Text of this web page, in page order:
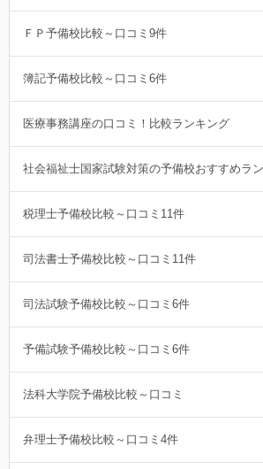
ＦＰ予備校比較～口コミ9件
簿記予備校比較～口コミ6件
医療事務講座の口コミ！比較ランキング
社会福祉士国家試験対策の予備校おすすめラ
税理士予備校比較～口コミ11件
司法書士予備校比較～口コミ11件
司法試験予備校比較～口コミ6件
予備試験予備校比較～口コミ6件
法科大学院予備校比較～口コミ
弁理士予備校比較～口コミ4件